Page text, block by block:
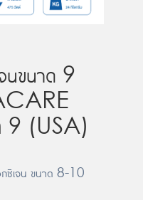
นขนาด 9
(USA)
ซิเจน ขนาด 8-10